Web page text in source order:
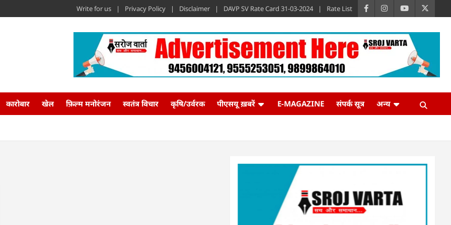
Write for us Privacy Policy Disclaimer DAVP SV Rate Card 31-03-2024 Rate List
कारोबार खेल फ़िल्म मनोरंजन स्वतंत्र विचार कृषि/उर्वरक पीएसयू ख़बरें E-MAGAZINE संपर्क सूत्र अन्य